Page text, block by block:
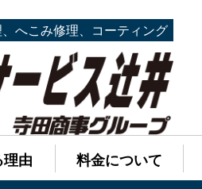
へこみ修理、コーティング
理由 料金について